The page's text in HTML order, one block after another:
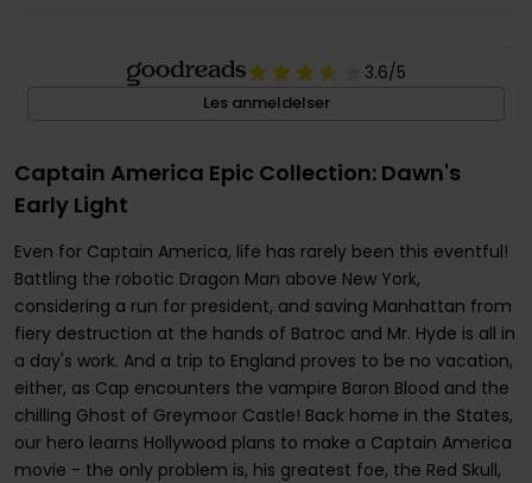
3.6/5
Les anmeldelser
Captain America Epic Collection: Dawn's
Early Light
Even for Captain America, life has rarely been this eventful!
Battling the robotic Dragon Man above New York,
considering a run for president, and saving Manhattan from
fiery destruction at the hands of Batroc and Mr. Hyde is all in
a day's work. And a trip to England proves to be no vacation,
either, as Cap encounters the vampire Baron Blood and the
chilling Ghost of Greymoor Castle! Back home in the States,
our hero learns Hollywood plans to make a Captain America
movie - the only problem is, his greatest foe, the Red Skull,